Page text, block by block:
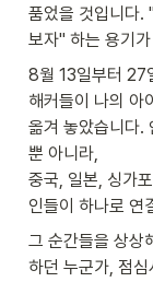
품었을 것입니다.
보자" 하는 용기
8월 13일부터 27
해커들이 나의 아
옮겨 놓았습니다.
뿐 아니라,
중국, 일본, 싱가
인들이 하나로 연
그 순간들을 상상
하던 누군가, 점